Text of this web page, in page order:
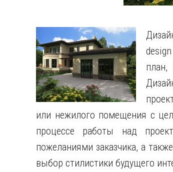
план,
или нежилого помещения с
процессе работы над
пожеланиями заказчика, а
выбор стилистики будущего